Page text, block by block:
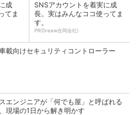
成
てま
SNSアカウントを着実に成
長。実はみんなココ使ってま
す。
PR(Dreaw合同会社)
載向けセキュリティコントローラー
エンジニアが「何でも屋」と呼ばれる
現場の1日から解き明かす